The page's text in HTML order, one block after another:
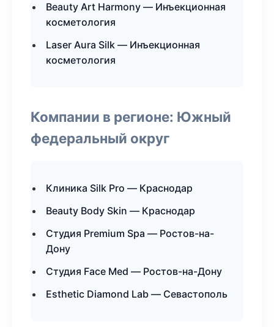
Beauty Art Harmony — Инъекционная
косметология
Laser Aura Silk — Инъекционная
косметология
Компании в регионе: Южный
федеральный округ
Клиника Silk Pro — Краснодар
Beauty Body Skin — Краснодар
Студия Premium Spa — Ростов-на-
Дону
Студия Face Med — Ростов-на-Дону
Esthetic Diamond Lab — Севастополь